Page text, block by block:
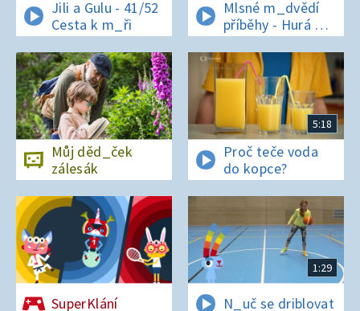
Jili a Gulu - 41/52
Cesta k m_ři
Mlsné m_dvědí
příběhy - Hurá na
bor_vky
Můj děd_ček
zálesák
5:18
Proč teče voda
do kopce?
SuperKlání
1:29
N_uč se driblovat